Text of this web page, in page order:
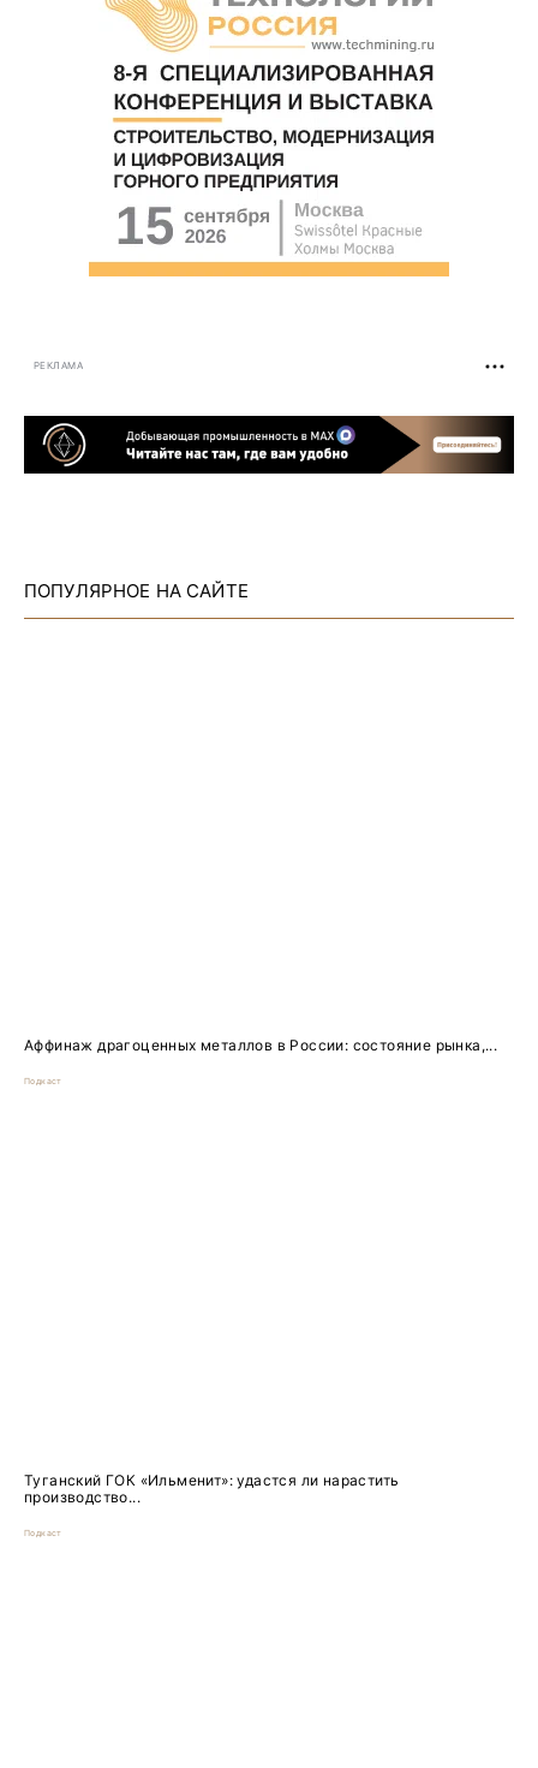
РЕКЛАМА
ПОПУЛЯРНОЕ НА САЙТЕ
Аффинаж драгоценных металлов в России: состояние рынка,...
Подкаст
Туганский ГОК «Ильменит»: удастся ли нарастить
производство...
Подкаст